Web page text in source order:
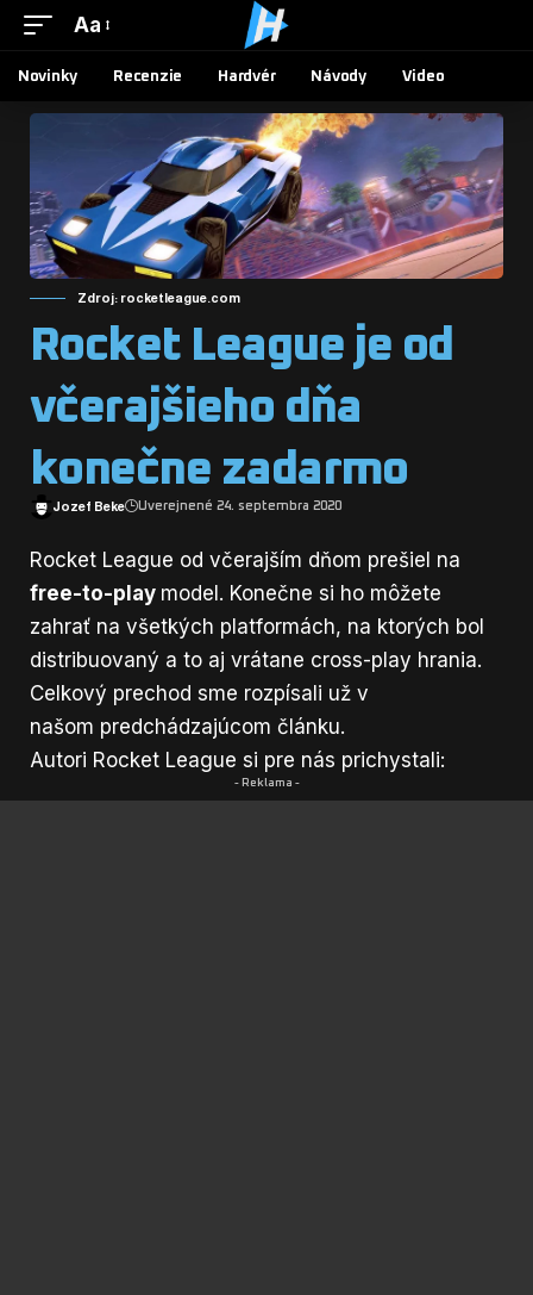
Aa
Novinky Recenzie Hardvér Návody Video
Zdroj: rocketleague.com
Rocket League je od
včerajšieho dňa
konečne zadarmo
Jozef Beke Uverejnené 24. septembra 2020
Rocket League od včerajším dňom prešiel na
free-to-play model. Konečne si ho môžete
zahrať na všetkých platformách, na ktorých bol
distribuovaný a to aj vrátane cross-play hrania.
Celkový prechod sme rozpísali už v
našom predchádzajúcom článku.
Autori Rocket League si pre nás prichystali:
- Reklama -